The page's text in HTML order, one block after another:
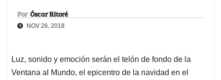
Por Óscar Ritoré
NOV 26, 2018
Luz, sonido y emoción serán el telón de fondo de la
Ventana al Mundo, el epicentro de la navidad en el